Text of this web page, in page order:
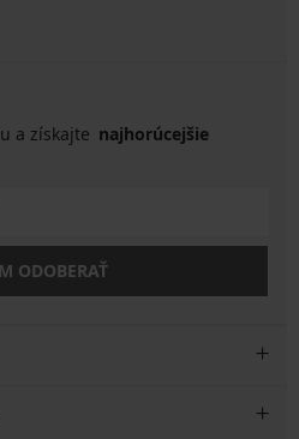
a získajte najhorúcejšie
ODOBERAŤ